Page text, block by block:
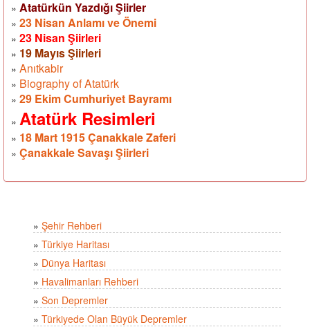
» Atatürkün Yazdığı Şiirler
» 23 Nisan Anlamı ve Önemi
» 23 Nisan Şiirleri
» 19 Mayıs Şiirleri
» Anıtkabir
» Biography of Atatürk
» 29 Ekim Cumhuriyet Bayramı
» Atatürk Resimleri
» 18 Mart 1915 Çanakkale Zaferi
» Çanakkale Savaşı Şiirleri
» Şehir Rehberi
» Türkiye Haritası
» Dünya Haritası
» Havalimanları Rehberi
» Son Depremler
» Türkiyede Olan Büyük Depremler